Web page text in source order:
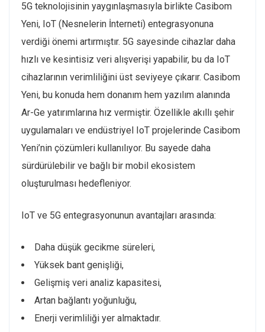
5G teknolojisinin yaygınlaşmasıyla birlikte Casibom
Yeni, IoT (Nesnelerin İnterneti) entegrasyonuna
verdiği önemi artırmıştır. 5G sayesinde cihazlar daha
hızlı ve kesintisiz veri alışverişi yapabilir, bu da IoT
cihazlarının verimliliğini üst seviyeye çıkarır. Casibom
Yeni, bu konuda hem donanım hem yazılım alanında
Ar-Ge yatırımlarına hız vermiştir. Özellikle akıllı şehir
uygulamaları ve endüstriyel IoT projelerinde Casibom
Yeni’nin çözümleri kullanılıyor. Bu sayede daha
sürdürülebilir ve bağlı bir mobil ekosistem
oluşturulması hedefleniyor.
IoT ve 5G entegrasyonunun avantajları arasında:
Daha düşük gecikme süreleri,
Yüksek bant genişliği,
Gelişmiş veri analiz kapasitesi,
Artan bağlantı yoğunluğu,
Enerji verimliliği yer almaktadır.